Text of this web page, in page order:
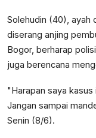
Solehudin (40), ayah
diserang anjing
Bogor, berharap
juga berencana
"Harapan saya
Jangan sampai
Senin (8/6).